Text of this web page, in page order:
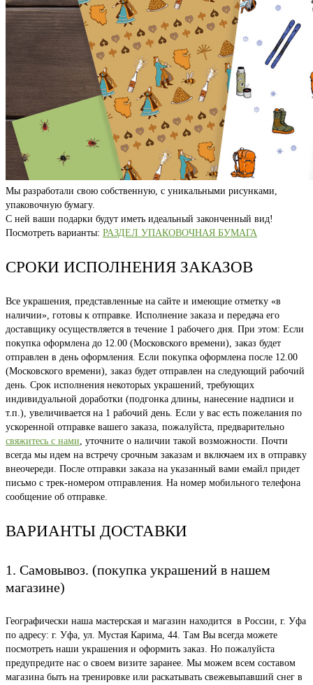
Мы разработали свою собственную, с уникальными рисунками,
упаковочную бумагу.
С ней ваши подарки будут иметь идеальный законченный вид!
Посмотреть варианты: РАЗДЕЛ УПАКОВОЧНАЯ БУМАГА
СРОКИ ИСПОЛНЕНИЯ ЗАКАЗОВ
Все украшения, представленные на сайте и имеющие отметку «в
наличии», готовы к отправке. Исполнение заказа и передача его
доставщику осуществляется в течение 1 рабочего дня. При этом: Если
покупка оформлена до 12.00 (Московского времени), заказ будет
отправлен в день оформления. Если покупка оформлена после 12.00
(Московского времени), заказ будет отправлен на следующий рабочий
день. Срок исполнения некоторых украшений, требующих
индивидуальной доработки (подгонка длины, нанесение надписи и
т.п.), увеличивается на 1 рабочий день. Если у вас есть пожелания по
ускоренной отправке вашего заказа, пожалуйста, предварительно
свяжитесь с нами, уточните о наличии такой возможности. Почти
всегда мы идем на встречу срочным заказам и включаем их в отправку
внеочереди. После отправки заказа на указанный вами емайл придет
письмо с трек-номером отправления. На номер мобильного телефона
сообщение об отправке.
ВАРИАНТЫ ДОСТАВКИ
1. Самовывоз. (покупка украшений в нашем
магазине)
Географически наша мастерская и магазин находится в России, г. Уфа
по адресу: г. Уфа, ул. Мустая Карима, 44. Там Вы всегда можете
посмотреть наши украшения и оформить заказ. Но пожалуйста
предупредите нас о своем визите заранее. Мы можем всем составом
магазина быть на тренировке или раскатывать свежевыпавший снег в